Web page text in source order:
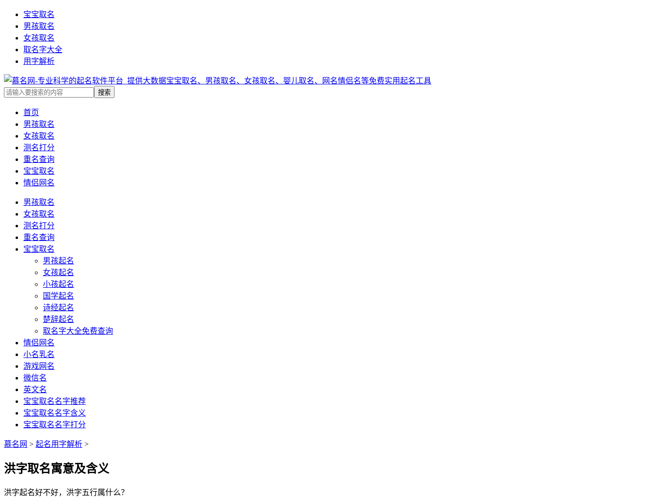
宝宝取名
男孩取名
女孩取名
取名字大全
用字解析
首页
男孩取名
女孩取名
测名打分
重名查询
宝宝取名
情侣网名
男孩取名
女孩取名
测名打分
重名查询
宝宝取名
男孩起名
女孩起名
小孩起名
国学起名
诗经起名
楚辞起名
取名字大全免费查询
情侣网名
小名乳名
游戏网名
微信名
英文名
宝宝取名名字推荐
宝宝取名名字含义
宝宝取名名字打分
慕名网 > 起名用字解析 >
洪字取名寓意及含义
洪字起名好不好， 洪字五行属什么？